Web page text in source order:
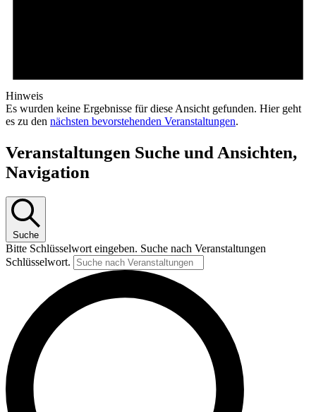
Hinweis
Es wurden keine Ergebnisse für diese Ansicht gefunden. Hier geht
es zu den nächsten bevorstehenden Veranstaltungen.
Veranstaltungen Suche und Ansichten,
Navigation
Suche
Bitte Schlüsselwort eingeben. Suche nach Veranstaltungen
Schlüsselwort.